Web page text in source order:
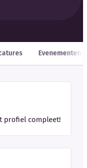
Evenementen
profiel compleet!